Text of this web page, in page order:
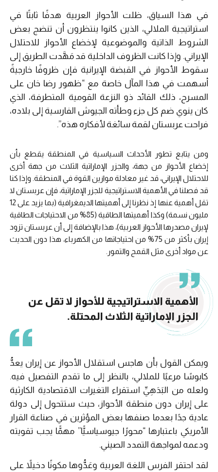
في هذا السياق، ظلت الأحواز العربية هدفًا ثابتًا في
استراتيجية الملالي، الذين كانوا ينتظرون أن تنضج بعض
الشروط الذاتية والموضوعية لإخضاع الأحواز للاحتلال
الإيراني. وإذا كانت الظروف الداخلية قد مَهَّدت الطريق إلى
سقوط الأحواز في القبضة الإيرانية فإن ظروفًا خارجيةً
أسهمت في هذا المآل خاصة مع “ظهور رضا خان على
المسرح، ذلك القائد ذو النزعة القومية المتطرفة، الذي
كان ينوي ضم كل جزء وطأته الجيوش الفارسية إلى بلاده،
فراحت عربستان لقمة سائغة لأفكاره هذه”.
ومن يتابع تطور الأحداث السياسية في المنطقة يقطع بأن
إخضاع الأحواز من جهة، والجزر الإماراتية الثلاث من جهة أخرى
للاحتلال الإيراني، قد غير معادلة موازين القوة في المنطقة. وإذا كنا
قد فصلنا في الأهمية الاستراتيجية للجزر الإماراتية، فإن عربستان لا
تقل أهمية عنها إذ نظرنا إلى أهميتها الديمغرافية (بما يزيد على 12
مليون نسمة) وكذا أهميتها الطاقية (85% من الاحتياجات الطاقية
لإيران مصدرها الأحواز العربية)، هذا بالإضافة إلى أن عربستان تزود
إيران بأكثر من 75% من احتياجاتها من الكهرباء، هذا دون الحديث
عن مواد أخرى مثل القمح والتمور.
الأهمية الاستراتيجية للأحواز لا تقل عن
الجزر الإماراتية الثلاث المحتلة.
ويمكن القول بأن هاجس استقلال الأحواز عن إيران يعدُّ
كابوسًا مرعبًا للملالي، بالنظر إلى ما تقدم التفصيل فيه.
ولعله من البَدَهِيِّ استقراء التغيرات الاقتصادية الكارثية
على إيران دون منطقة الأحواز، حيث ستتحول إلى دولة
عادية جدًا بعدما صنفها بعض المؤثرين في صناعة القرار
الأمريكي باعتبارها “محورًا جيوسياسيًّا” مهمًّا يجب تقويته
ودعمه لمواجهة التمدد الصيني.
لقد احتقر الفرس اللغة العربية وعَدُّوها مكونًا دخيلاً على